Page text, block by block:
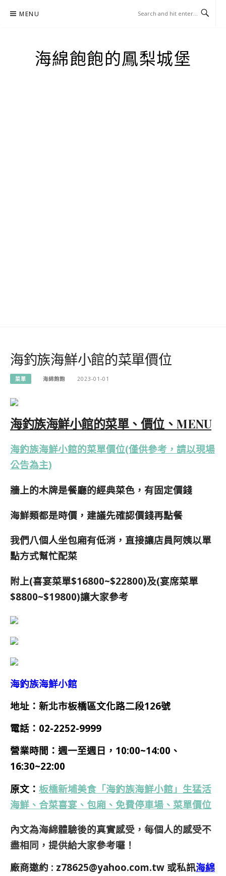
MENU
海綿飽飽的鳳梨城堡
海釣族海鮮小館的菜單價位
菜單 海綿飽飽 2023-01-01
海釣族海鮮小館的菜單、價位、MENU
海釣族海鮮小館的菜單價位(僅供參考，請以現場
公告為主)
牆上的木牌是餐廳的經典菜色，有固定價錢
海鮮類都是時價，建議先確認價錢再點餐
我們八個人坐包廂有低消，直接讓店員阿姨以單
點方式幫忙配菜
附上(喜宴菜單$16800~$22800)及(宴席菜單
$8800~$19800)讓大家參考
海釣族海鮮小館
地址：新北市板橋區文化路二段126號
電話：02-2252-9999
營業時間： 週一至週日，10:00~14:00、
16:30~22:00
原文： 板橋新埔美食「海釣族海鮮小館」生猛活
海鮮、合菜喜宴、包廂、免費停車場、菜單價位
內文為海綿體驗後的真實感受，每個人的感受不
盡相同，提供給大家參考囉！
廠商邀約 : z78625@yahoo.com.tw 或私訊海綿